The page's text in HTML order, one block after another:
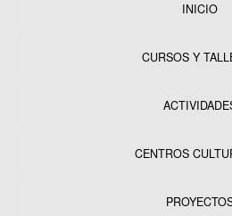
INICIO
CURSOS Y
CENTROS